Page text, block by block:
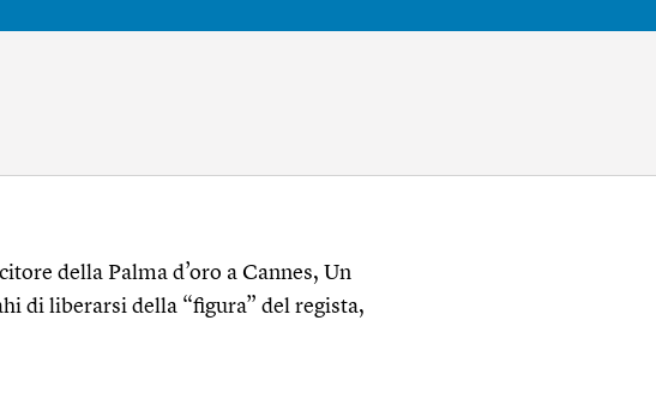
della Palma d’oro a Cannes, Un
di liberarsi della “figura” del regista,